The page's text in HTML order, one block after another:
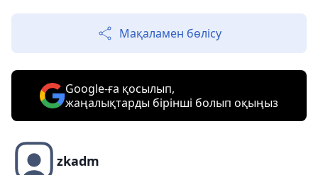
Мақаламен бөлісу
Google-ға қосылып,
жаңалықтарды бірінші болып оқыңыз
zkadm